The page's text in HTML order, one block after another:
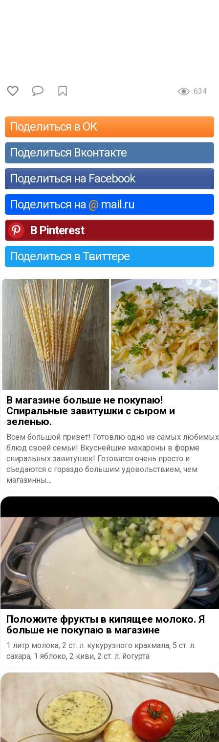
634
Поделиться в ОК
Поделиться Вконтакте
Поделиться на Facebook
Поделиться на @ mail.ru
В Pinterest
Поделиться в Твиттере
В магазине больше не покупаю!
Спиральные завитушки с сыром и
зеленью.
Всем большой привет! Готовлю одно из самых любимых
блюд своей семьи! Вкуснейшие макароны в форме
спиральных завитушек! Готовятся очень просто и
съедаются с гораздо большим удовольствием, чем
магазинны...
Положите фрукты в кипящее молоко. Я
больше не покупаю в магазине
1 литр молока, 2 ст. л. кукурузного крахмала, 5 ст. л.
сахара, 1 яблоко, 2 киви, 2 ст. л. йогурта